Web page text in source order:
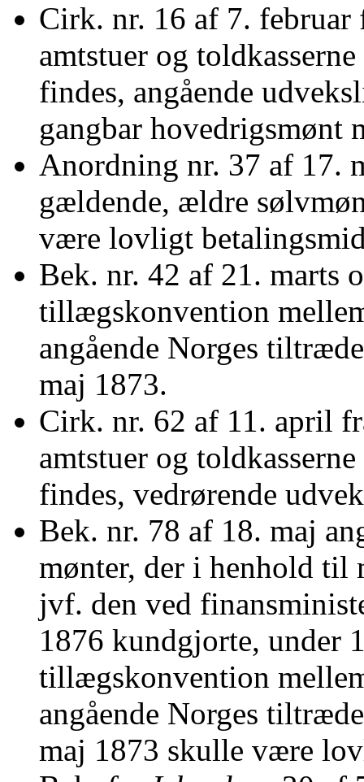
Cirk. nr. 16 af 7.
amtstuer og
findes, angående
gangbar hovedrigsmønt
Anordning nr. 37 af 17.
gældende, ældre
være lovligt
Bek. nr. 42 af 21. marts
tillægskonvention
angående Norges
maj 1873.
Cirk. nr. 62 af 11. april
amtstuer og
findes, vedrørende
Bek. nr. 78 af 18. maj
mønter, der i henhold til
jvf. den ved
1876 kundgjorte, under
tillægskonvention
angående Norges
maj 1873 skulle være